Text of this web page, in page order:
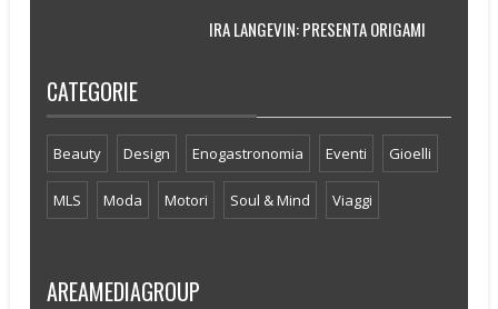
IRA LANGEVIN: PRESENTA ORIGAMI
CATEGORIE
Beauty Design Enogastronomia Eventi Gioelli
MLS Moda Motori Soul & Mind Viaggi
AREAMEDIAGROUP